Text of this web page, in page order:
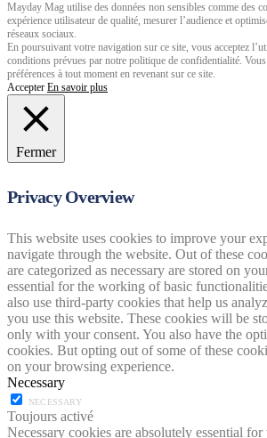
Mayday Mag utilise des données non sensibles comme des
expérience utilisateur de qualité, mesurer l’audience et
réseaux sociaux.
En poursuivant votre navigation sur ce site, vous acceptez
conditions prévues par notre politique de confidentialité.
préférences à tout moment en revenant sur ce site.
Accepter En savoir plus
Fermer
Privacy Overview
This website uses cookies to improve your
navigate through the website. Out of these
are categorized as necessary are stored on
essential for the working of basic
also use third-party cookies that help us
you use this website. These cookies will be
only with your consent. You also have the
cookies. But opting out of some of these
on your browsing experience.
Necessary
NECESSARY
Toujours activé
Necessary cookies are absolutely essential